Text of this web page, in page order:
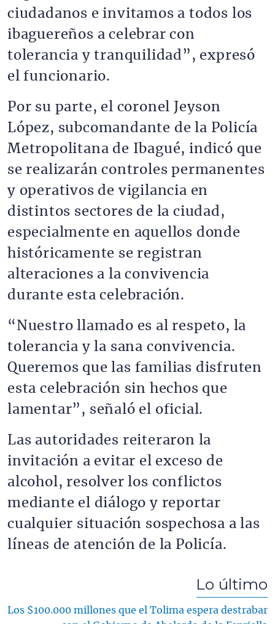
ciudadanos e invitamos a todos los
ibaguereños a celebrar con
tolerancia y tranquilidad”, expresó
el funcionario.
Por su parte, el coronel Jeyson
López, subcomandante de la Policía
Metropolitana de Ibagué, indicó que
se realizarán controles permanentes
y operativos de vigilancia en
distintos sectores de la ciudad,
especialmente en aquellos donde
históricamente se registran
alteraciones a la convivencia
durante esta celebración.
“Nuestro llamado es al respeto, la
tolerancia y la sana convivencia.
Queremos que las familias disfruten
esta celebración sin hechos que
lamentar”, señaló el oficial.
Las autoridades reiteraron la
invitación a evitar el exceso de
alcohol, resolver los conflictos
mediante el diálogo y reportar
cualquier situación sospechosa a las
líneas de atención de la Policía.
Lo último
Los $100.000 millones que el Tolima espera destrabar